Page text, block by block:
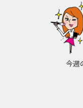
今週